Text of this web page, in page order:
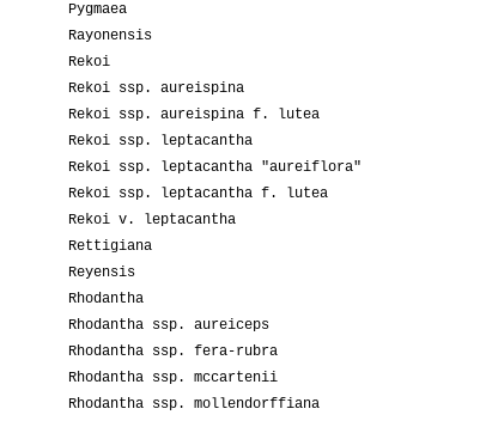
Pygmaea
Rayonensis
Rekoi
Rekoi ssp. aureispina
Rekoi ssp. aureispina f. lutea
Rekoi ssp. leptacantha
Rekoi ssp. leptacantha "aureiflora"
Rekoi ssp. leptacantha f. lutea
Rekoi v. leptacantha
Rettigiana
Reyensis
Rhodantha
Rhodantha ssp. aureiceps
Rhodantha ssp. fera-rubra
Rhodantha ssp. mccartenii
Rhodantha ssp. mollendorffiana